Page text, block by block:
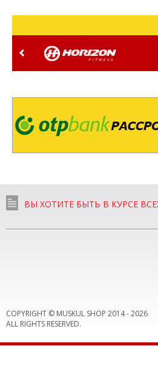
ВЫ ХОТИТЕ БЫТЬ В КУРСЕ
COPYRIGHT © MUSKUL SHOP 2014 -2026
ALL RIGHTS RESERVED.